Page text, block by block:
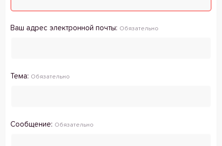
Ваш адрес электронной почты Обязательно
Тема Обязательно
Сообщение Обязательно